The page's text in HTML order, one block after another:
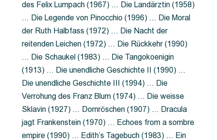
des Felix Lumpach (1967) … Die Landärztin (1958)
… Die Legende von Pinocchio (1996) … Die Moral
der Ruth Halbfass (1972) … Die Nacht der
reitenden Leichen (1972) … Die Rückkehr (1990)
… Die Schaukel (1983) … Die Tangokoenigin
(1913) … Die unendliche Geschichte II (1990) …
Die unendliche Geschichte III (1994) … Die
Verrohung des Franz Blum (1974) … Die weisse
Sklavin (1927) … Dornröschen (1907) … Dracula
jagt Frankenstein (1970) … Echoes from a sombre
empire (1990) … Edith’s Tagebuch (1983) … Ein